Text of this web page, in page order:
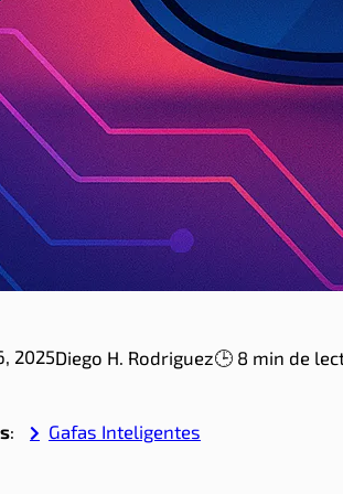
2025Diego H. Rodriguez🕒 8 min de
: Gafas Inteligentes